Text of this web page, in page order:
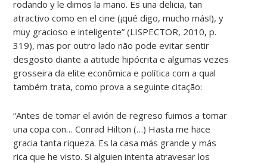
rodando y le dimos la mano. Es una delicia, tan
atractivo como en el cine (¡qué digo, mucho más!), y
muy gracioso e inteligente” (LISPECTOR, 2010, p.
319), mas por outro lado não pode evitar sentir
desgosto diante a atitude hipócrita e algumas vezes
grosseira da elite econômica e política com a qual
também trata, como prova a seguinte citação:
“Antes de tomar el avión de regreso fuimos a tomar
una copa con… Conrad Hilton (…) Hasta me hace
gracia tanta riqueza. Es la casa más grande y más
rica que he visto. Si alguien intenta atravesar los